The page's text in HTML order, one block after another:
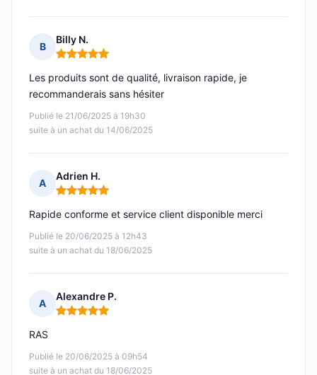
B
Billy N.
Note : 5 sur 5
Publié le 21/06/2025 à 19h30
suite à un achat du 14/06/2025
Les produits sont de qualité, livraison rapide, je
recommanderais sans hésiter
A
Adrien H.
Note : 5 sur 5
Publié le 20/06/2025 à 12h43
suite à un achat du 18/06/2025
Rapide conforme et service client disponible merci
A
Alexandre P.
Note : 5 sur 5
Publié le 20/06/2025 à 09h54
suite à un achat du 18/06/2025
RAS